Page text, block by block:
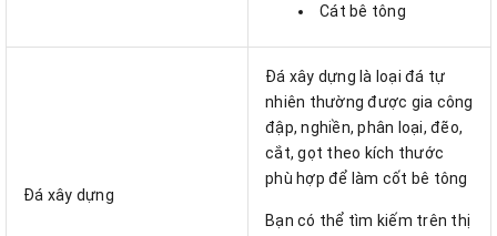
Cát bê tông
Đá xây dựng
Đá xây dựng là loại đá tự
nhiên thường được gia công
đập, nghiền, phân loại, đẽo,
cắt, gọt theo kích thước
phù hợp để làm cốt bê tông
Bạn có thể tìm kiếm trên thị